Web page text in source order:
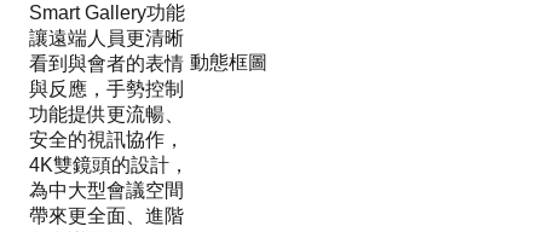
Smart Gallery功能
讓遠端人員更清晰
看到與會者的表情
與反應，手勢控制
功能提供更流暢、
安全的視訊協作，
4K雙鏡頭的設計，
為中大型會議空間
帶來更全面、進階
動態框圖